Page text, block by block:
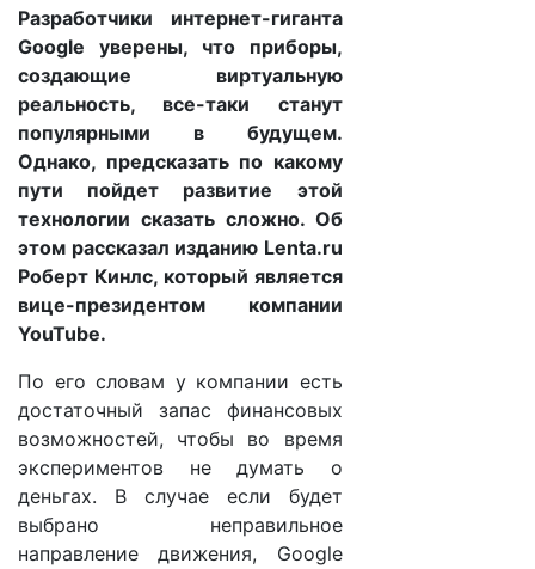
Разработчики интернет-гиганта
Google уверены, что приборы,
создающие виртуальную
реальность, все-таки станут
популярными в будущем.
Однако, предсказать по какому
пути пойдет развитие этой
технологии сказать сложно. Об
этом рассказал изданию Lenta.ru
Роберт Кинлс, который является
вице-президентом компании
YouTube.
По его словам у компании есть
достаточный запас финансовых
возможностей, чтобы во время
экспериментов не думать о
деньгах. В случае если будет
выбрано неправильное
направление движения, Google